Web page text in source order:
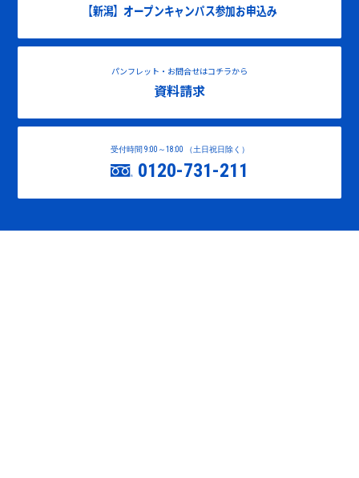
【新潟】オープンキャンパス参加お申込み
パンフレット・お問合せはコチラから
資料請求
受付時間 9:00～18:00 （土日祝日除く）
0120-731-211